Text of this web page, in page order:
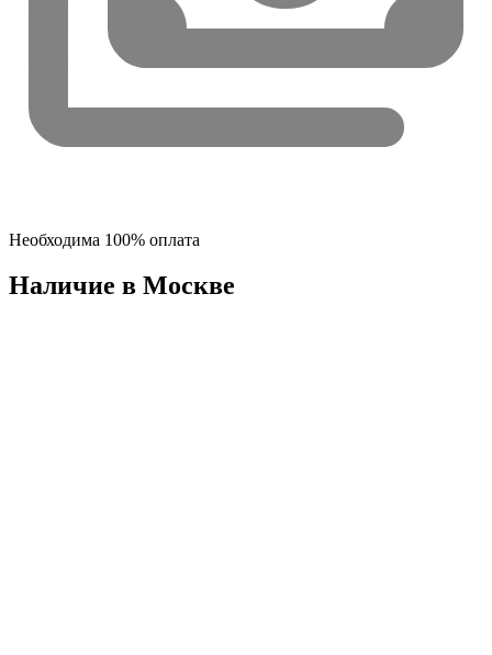
Необходима 100% оплата
Наличие в Москвe